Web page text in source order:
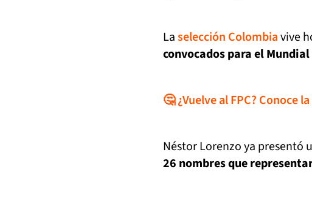
Laselección Colombiavive
convocados para el
🤔 ¿Vuelve al FPC? Conoce
Néstor Lorenzo ya presentó
26 nombres que